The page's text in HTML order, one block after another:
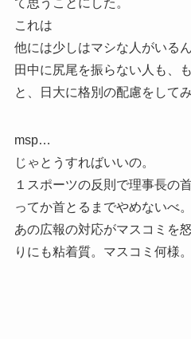
これは
他には少しはマシな人がいる
田中に尻尾を振らない人も、
と、日大に格別の配慮をしてみ
msp…
じゃとうすればいいの。
１スポーツの反則で理事長の
ってか首とるまでやめないべ。
あの広報の対応がマスコミを
りにも粘着質。マスコミ何様。